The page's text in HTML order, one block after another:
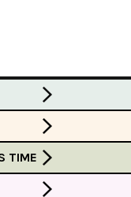
TIME